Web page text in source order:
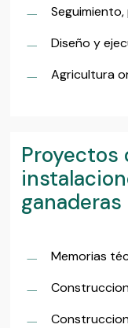
Diseño y
Agricultura
Proyectos
ganaderas
Memorias